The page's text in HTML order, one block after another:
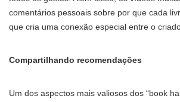
comentários pessoais sobre por que cada
que cria uma conexão especial entre o
Compartilhando recomendações
Um dos aspectos mais valiosos dos “book